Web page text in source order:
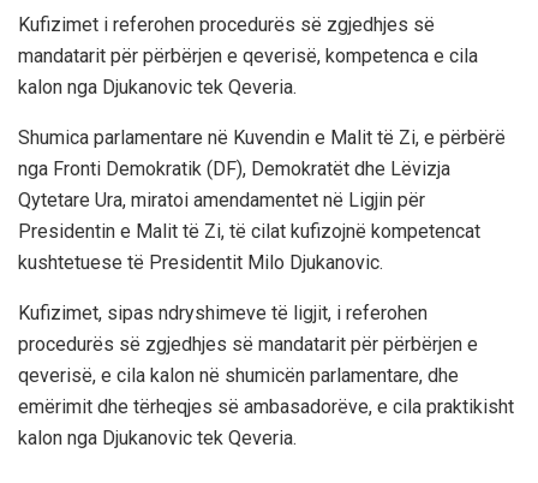
Kufizimet i referohen procedurës së zgjedhjes së
mandatarit për përbërjen e qeverisë, kompetenca e cila
kalon nga Djukanovic tek Qeveria.
Shumica parlamentare në Kuvendin e Malit të Zi, e përbërë
nga Fronti Demokratik (DF), Demokratët dhe Lëvizja
Qytetare Ura, miratoi amendamentet në Ligjin për
Presidentin e Malit të Zi, të cilat kufizojnë kompetencat
kushtetuese të Presidentit Milo Djukanovic.
Kufizimet, sipas ndryshimeve të ligjit, i referohen
procedurës së zgjedhjes së mandatarit për përbërjen e
qeverisë, e cila kalon në shumicën parlamentare, dhe
emërimit dhe tërheqjes së ambasadorëve, e cila praktikisht
kalon nga Djukanovic tek Qeveria.